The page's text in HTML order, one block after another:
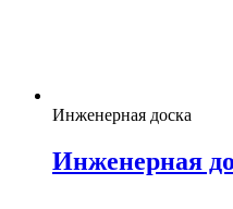
Инженерная доска
Инженерная